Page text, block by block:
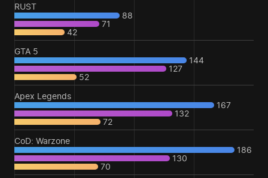
RUST
88
71
42
GTA 5
144
127
52
Apex Legends
167
132
72
CoD: Warzone
186
130
70